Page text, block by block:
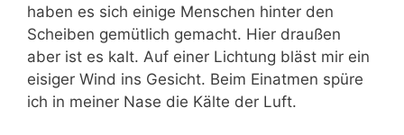
haben es sich einige Menschen hinter den
Scheiben gemütlich gemacht. Hier draußen
aber ist es kalt. Auf einer Lichtung bläst mir ein
eisiger Wind ins Gesicht. Beim Einatmen spüre
ich in meiner Nase die Kälte der Luft.